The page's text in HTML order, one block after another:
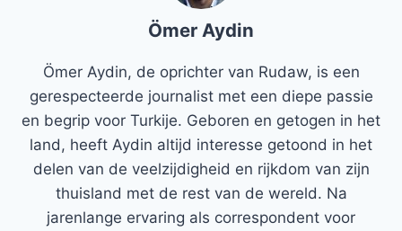
Ömer Aydin
Ömer Aydin, de oprichter van Rudaw, is een
gerespecteerde journalist met een diepe passie
en begrip voor Turkije. Geboren en getogen in het
land, heeft Aydin altijd interesse getoond in het
delen van de veelzijdigheid en rijkdom van zijn
thuisland met de rest van de wereld. Na
jarenlange ervaring als correspondent voor